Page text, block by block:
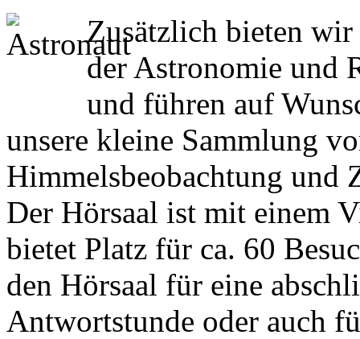
Zusätzlich bieten
der Astronomie und
und führen auf
unsere kleine Sammlung
Himmelsbeobachtung und
Der Hörsaal ist mit einem
bietet Platz für ca. 60
den Hörsaal für eine
Antwortstunde oder auch